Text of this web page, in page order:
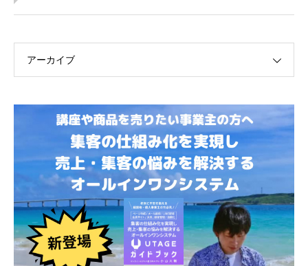
アーカイブ